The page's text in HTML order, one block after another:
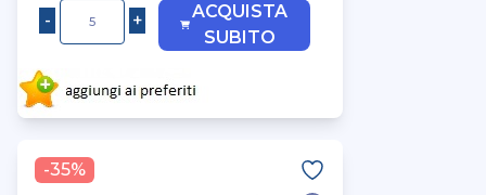
ACQUISTA
SUBITO
-35%